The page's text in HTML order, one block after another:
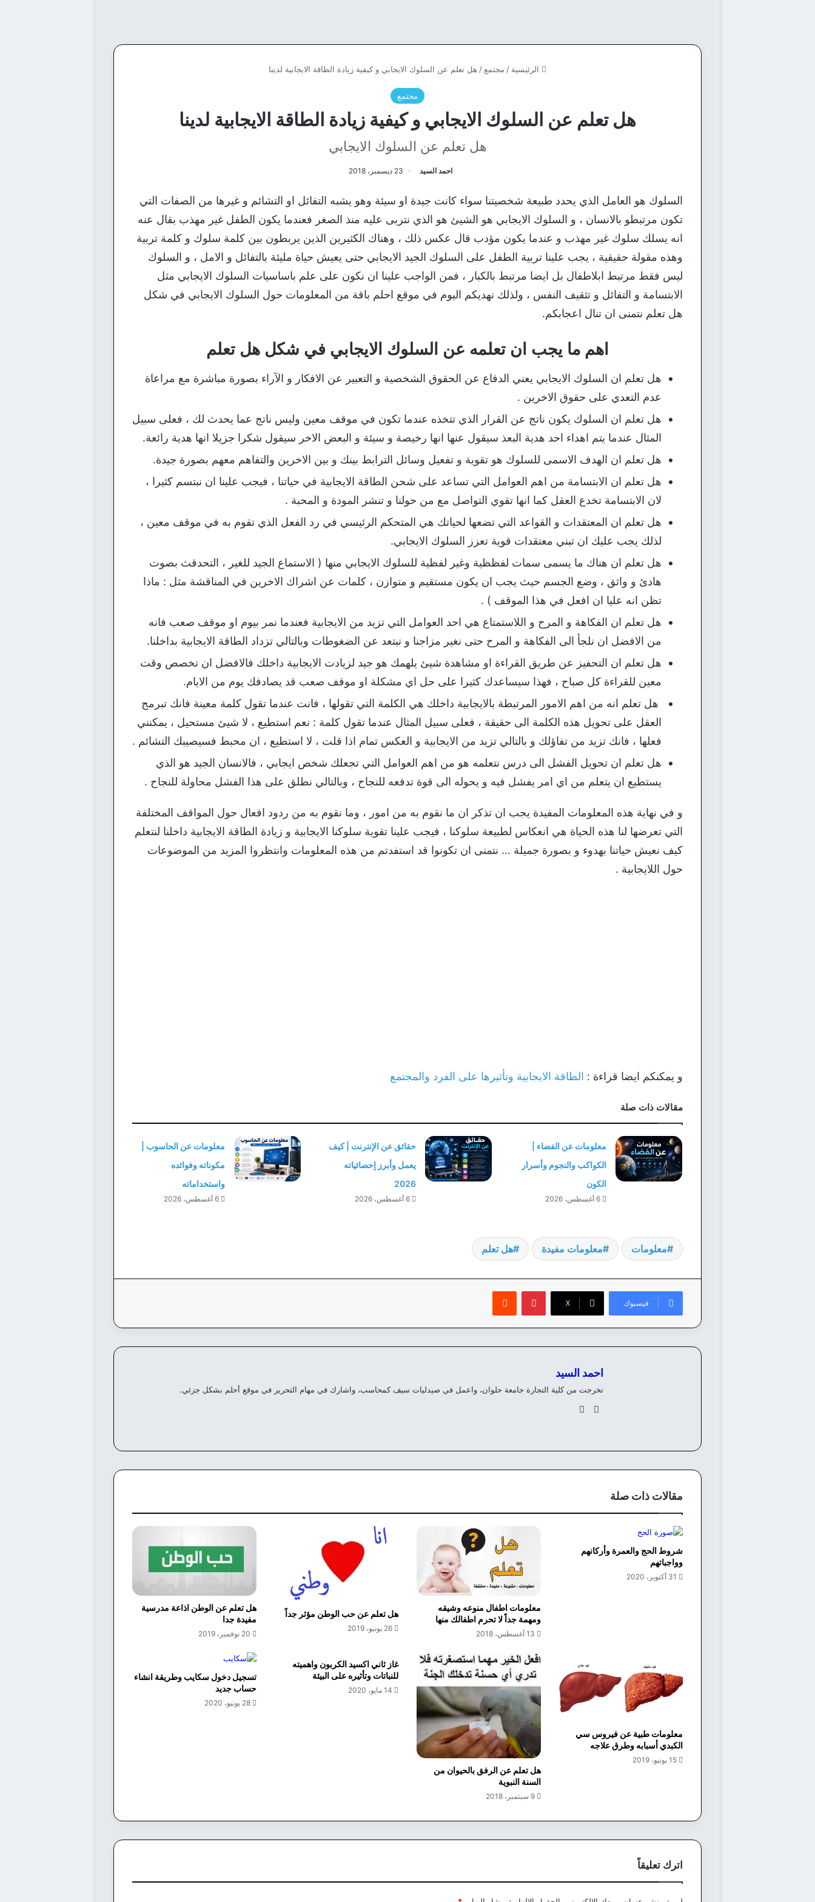
الرئيسية / مجتمع / هل تعلم عن السلوك الايجابي و كيفية زيادة الطاقة الايجابية لدينا
مجتمع
هل تعلم عن السلوك الايجابي و كيفية زيادة الطاقة الايجابية لدينا
هل تعلم عن السلوك الايجابي
احمد السيد 23 ديسمبر، 2018
السلوك هو العامل الذي يحدد طبيعة شخصيتنا سواء كانت جيدة او سيئة وهو يشبه التفائل او التشائم و غيرها من الصفات التي
تكون مرتبطو بالانسان ، و السلوك الايجابي هو الشيئ هو الذي نتربى عليه منذ الصغر فعندما يكون الطفل غير مهذب بقال عنه
انه يسلك سلوك غير مهذب و عندما يكون مؤدب قال عكس ذلك ، وهناك الكثيرين الذين يربطون بين كلمة سلوك و كلمة تربية
وهذه مقولة حقيقية ، يجب علينا تربية الطفل على السلوك الجيد الايجابي حتى يعيش حياة مليئة بالتفائل و الامل ، و السلوك
ليس فقط مرتبط ابلاطفال بل ايضا مرتبط بالكبار ، فمن الواجب علينا ان نكون على علم باساسيات السلوك الايجابي مثل
الابتسامة و التفائل و تثقيف النفس ، ولذلك نهديكم اليوم في موقع احلم باقة من المعلومات حول السلوك الايجابي في شكل
هل تعلم نتمنى ان تنال اعجابكم.
اهم ما يجب ان تعلمه عن السلوك الايجابي في شكل هل تعلم
هل تعلم ان السلوك الايجابي يعني الدفاع عن الحقوق الشخصية و التعبير عن الافكار و الآراء بصورة مباشرة مع مراعاة
عدم التعدي على حقوق الاخرين .
هل تعلم ان السلوك يكون ناتج عن القرار الذي تتخذه عندما تكون في موقف معين وليس ناتج عما يحدث لك ، فعلى سبيل
المثال عندما يتم اهداء احد هدية البعذ سيقول عنها انها رخيصة و سيئة و البعض الاخر سيقول شكرا جزيلا انها هدية رائعة.
هل تعلم ان الهدف الاسمى للسلوك هو تقوية و تفعيل وسائل الترابط بينك و بين الاخرين والتفاهم معهم بصورة جيدة.
هل تعلم ان الابتسامة من اهم العوامل التي تساعد على شحن الطاقة الايجابية في حياتنا ، فيجب علينا ان نبتسم كثيرا ،
لان الابتسامة تخدع العقل كما انها تقوي التواصل مع من حولنا و تنشر المودة و المحبة .
هل تعلم ان المعتقدات و القواعد التي تضعها لحياتك هي المتحكم الرئيسي في رد الفعل الذي تقوم به في موقف معين ،
لذلك يجب عليك ان تبني معتقدات قوية تعزز السلوك الايجابي.
هل تعلم ان هناك ما يسمى سمات لفظظية وغير لفظية للسلوك الايجابي منها ( الاستماع الجيد للغير ، التحدقث بصوت
هادئ و واثق ، وضع الجسم حيث يجب ان يكون مستقيم و متوازن ، كلمات عن اشراك الاخرين في المناقشة مثل : ماذا
تظن انه عليا ان افعل في هذا الموقف ) .
هل تعلم ان الفكاهة و المرح و اللاستمتاع هي احد العوامل التي تزيد من الايجابية فعندما نمر بيوم او موقف صعب فانه
من الافضل ان نلجأ الى الفكاهة و المرح حتى نغير مزاجنا و نبتعد عن الضغوطات وبالتالي تزداد الطاقة الايجابية بداخلنا.
هل تعلم ان التحفيز عن طريق القراءة او مشاهدة شيئ يلهمك هو جيد لزيادت الايجابية داخلك فالافضل ان تخصص وقت
معين للقراءة كل صباح ، فهذا سيساعدك كثيرا على حل اي مشكلة او موقف صعب قد يصادفك يوم من الايام.
هل تعلم انه من اهم الامور المرتبطة بالايجابية داخلك هي الكلمة التي تقولها ، فانت عندما تقول كلمة معينة فانك تبرمج
العقل على تحويل هذه الكلمة الى حقيقة ، فعلى سبيل المثال عندما تقول كلمة : نعم استطيع ، لا شيئ مستحيل ، يمكنني
فعلها ، فانك تزيد من تفاؤلك و بالتالي تزيد من الايجابية و العكس تمام اذا قلت ، لا استطيع ، ان محبط فسيصيبك التشائم .
هل تعلم ان تحويل الفشل الى درس نتعلمه هو من اهم العوامل التي تجعلك شخص ايجابي ، فالانسان الجيد هو الذي
يستطيع ان يتعلم من اي امر يفشل فيه و يحوله الى قوة تدفعه للنجاح ، وبالتالي نطلق على هذا الفشل محاولة للنجاح .
و في نهاية هذه المعلومات المفيدة يجب ان تذكر ان ما نقوم به من امور ، وما نقوم به من ردود افعال حول المواقف المختلفة
التي تعرضها لنا هذه الحياة هي انعكاس لطبيعة سلوكنا ، فيجب علينا تقوية سلوكنا الايجابية و زيادة الطاقة الايجابية داخلنا لنتعلم
كيف نعيش حياتنا بهدوء و بصورة جميلة … نتمنى ان تكونوا قد استفدتم من هذه المعلومات وانتظروا المزيد من الموضوعات
حول اللايجابية .
و يمكنكم ايضا قراءة : الطاقة الايجابية وتأثيرها على الفرد والمجتمع
مقالات ذات صلة
معلومات عن الفضاء |
الكواكب والنجوم وأسرار
الكون
6 أغسطس، 2026
حقائق عن الإنترنت | كيف
يعمل وأبرز إحصائياته
2026
6 أغسطس، 2026
معلومات عن الحاسوب |
مكوناته وفوائده
واستخداماته
6 أغسطس، 2026
معلومات معلومات مفيدة هل تعلم
فيسبوك ‫X
بينتيريست
احمد السيد
تخرجت من كلية التجارة جامعة حلوان، واعمل في صيدليات سيف كمحاسب، واشارك في مهام التحرير في موقع أحلم بشكل جزئي.
موق
ب
مقالات ذات صلة
شروط الحج والعمرة وأركانهم
وواجباتهم
31 أكتوبر، 2020
معلومات اطفال منوعه وشيقه
ومهمة جداً لا تحرم اطفالك منها
13 أغسطس، 2018
هل تعلم عن حب الوطن مؤثر جداً
26 يونيو، 2019
هل تعلم عن الوطن اذاعة مدرسية
مفيدة جدا
20 نوفمبر، 2019
معلومات طبية عن فيروس سي
الكبدي أسبابه وطرق علاجه
15 يونيو، 2019
هل تعلم عن الرفق بالحيوان من
السنة النبوية
9 سبتمبر، 2018
غاز ثاني اكسيد الكربون واهميته
للنباتات وتأثيره على البيئة
14 مايو، 2020
تسجيل دخول سكايب وطريقة انشاء
حساب جديد
28 يونيو، 2020
اترك تعليقاً